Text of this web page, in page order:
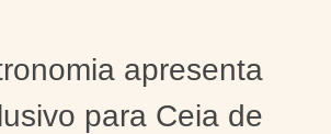
apresenta
para Ceia de